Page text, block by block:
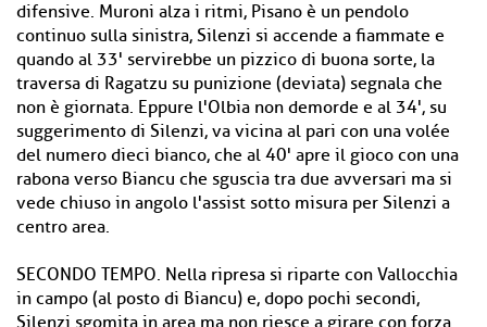
difensive. Muroni alza i ritmi, Pisano è un pendolo
continuo sulla sinistra, Silenzi si accende a fiammate e
quando al 33' servirebbe un pizzico di buona sorte, la
traversa di Ragatzu su punizione (deviata) segnala che
non è giornata. Eppure l'Olbia non demorde e al 34', su
suggerimento di Silenzi, va vicina al pari con una volée
del numero dieci bianco, che al 40' apre il gioco con una
rabona verso Biancu che sguscia tra due avversari ma si
vede chiuso in angolo l'assist sotto misura per Silenzi a
centro area.
SECONDO TEMPO. Nella ripresa si riparte con Vallocchia
in campo (al posto di Biancu) e, dopo pochi secondi,
Silenzi sgomita in area ma non riesce a girare con forza